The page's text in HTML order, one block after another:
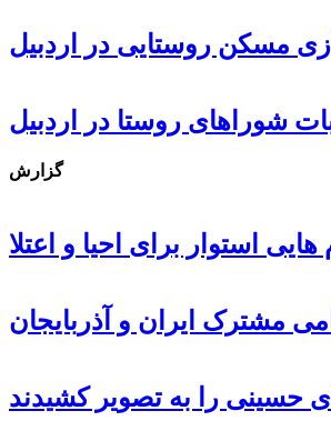
گزارش
استوار برای احیا و اعتلا
مشترک ایران و آذربایجان
حسینی را به تصویر کشیدند